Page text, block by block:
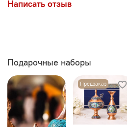
производителей Кума
желток, сливочное масло,
розовая вода, кардамон,
Написать отзыв
Подарочные наборы
Предзаказ